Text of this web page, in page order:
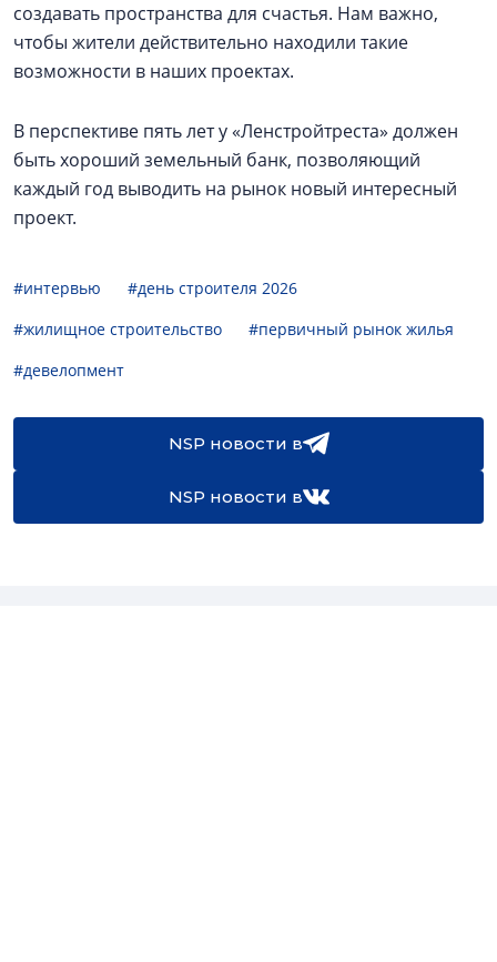
создавать пространства для счастья. Нам важно,
чтобы жители действительно находили такие
возможности в наших проектах.
В перспективе пять лет у «Ленстройтреста» должен
быть хороший земельный банк, позволяющий
каждый год выводить на рынок новый интересный
проект.
#интервью
#день строителя 2026
#жилищное строительство
#первичный рынок жилья
#девелопмент
NSP новости в
NSP новости в